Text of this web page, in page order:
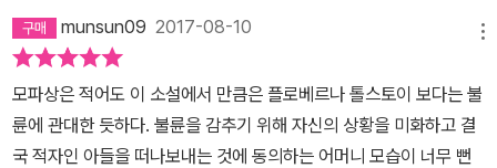
세계문학 담론을 주도해온 창비는 오늘날 타인, 타집단, 타지역, 타문
화 간의 소통의 가능성이 세계문학에 있다고 보고, 이를 위해 젊은 독
자들이 꼭 읽어야 하는 작품들을 ‘창비세계문학’ 씨리즈로 출간한다.
향후 오늘의 관점에서 예술성·문학성·대중성을 겸비한 고전을 재평가
하여 새롭게 펴내고, 고전의 심오함과 현대성이 접목된 현대의 새로
munsun09 2017-08-10
모파상은 적어도 이 소설에서 만큼은 플로베르나 톨스토이 보다는 불
륜에 관대한 듯하다. 불륜을 감추기 위해 자신의 상황을 미화하고 결
국 적자인 아들을 떠나보내는 것에 동의하는 어머니 모습이 너무 뻔